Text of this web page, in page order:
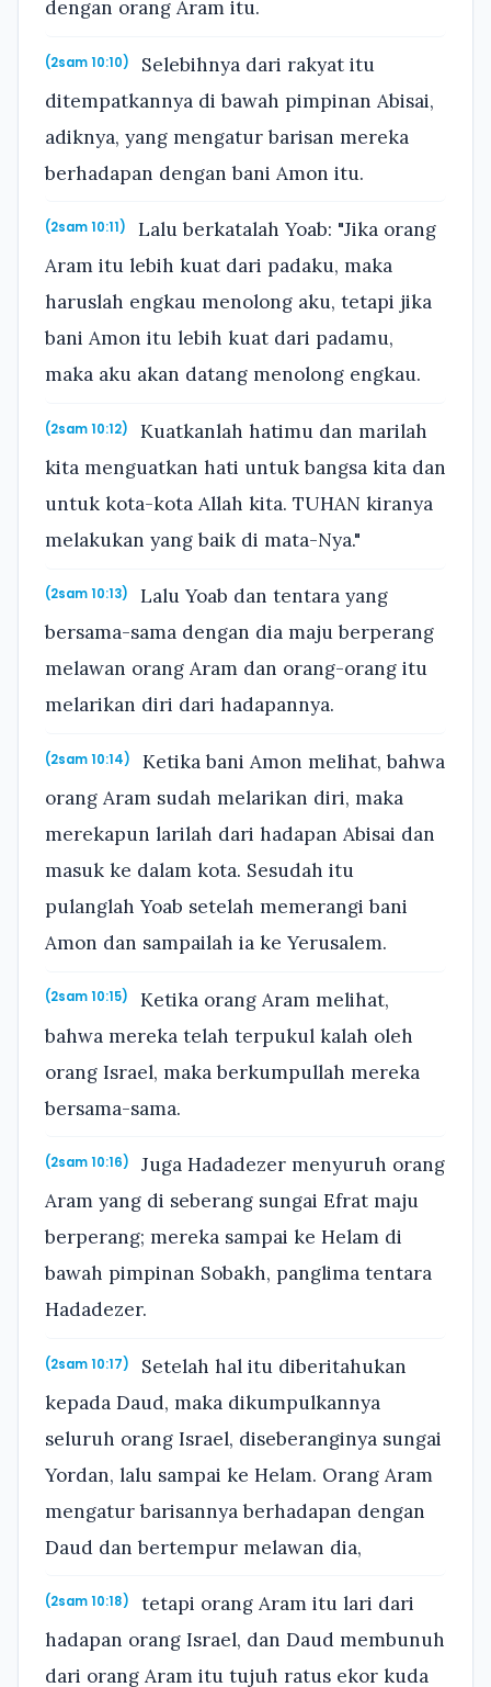
dengan orang Aram itu.
(2sam 10:10)
Selebihnya dari rakyat itu
ditempatkannya di bawah pimpinan Abisai,
adiknya, yang mengatur barisan mereka
berhadapan dengan bani Amon itu.
(2sam 10:11)
Lalu berkatalah Yoab: "Jika orang
Aram itu lebih kuat dari padaku, maka
haruslah engkau menolong aku, tetapi jika
bani Amon itu lebih kuat dari padamu,
maka aku akan datang menolong engkau.
(2sam 10:12)
Kuatkanlah hatimu dan marilah
kita menguatkan hati untuk bangsa kita dan
untuk kota-kota Allah kita. TUHAN kiranya
melakukan yang baik di mata-Nya."
(2sam 10:13)
Lalu Yoab dan tentara yang
bersama-sama dengan dia maju berperang
melawan orang Aram dan orang-orang itu
melarikan diri dari hadapannya.
(2sam 10:14)
Ketika bani Amon melihat, bahwa
orang Aram sudah melarikan diri, maka
merekapun larilah dari hadapan Abisai dan
masuk ke dalam kota. Sesudah itu
pulanglah Yoab setelah memerangi bani
Amon dan sampailah ia ke Yerusalem.
(2sam 10:15)
Ketika orang Aram melihat,
bahwa mereka telah terpukul kalah oleh
orang Israel, maka berkumpullah mereka
bersama-sama.
(2sam 10:16)
Juga Hadadezer menyuruh orang
Aram yang di seberang sungai Efrat maju
berperang; mereka sampai ke Helam di
bawah pimpinan Sobakh, panglima tentara
Hadadezer.
(2sam 10:17)
Setelah hal itu diberitahukan
kepada Daud, maka dikumpulkannya
seluruh orang Israel, diseberanginya sungai
Yordan, lalu sampai ke Helam. Orang Aram
mengatur barisannya berhadapan dengan
Daud dan bertempur melawan dia,
(2sam 10:18)
tetapi orang Aram itu lari dari
hadapan orang Israel, dan Daud membunuh
dari orang Aram itu tujuh ratus ekor kuda